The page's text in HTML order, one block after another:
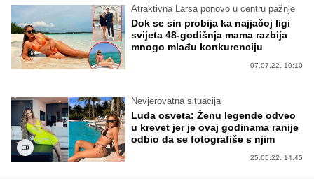
Atraktivna Larsa ponovo u centru pažnje
Dok se sin probija ka najjačoj ligi
svijeta 48-godišnja mama razbija
mnogo mlađu konkurenciju
07.07.22. 10:10
Nevjerovatna situacija
Luda osveta: Ženu legende odveo
u krevet jer je ovaj godinama ranije
odbio da se fotografiše s njim
25.05.22. 14:45